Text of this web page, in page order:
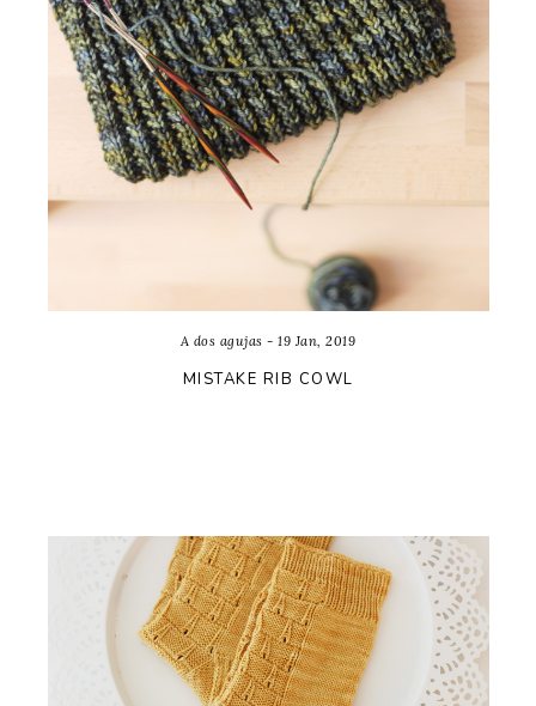
A dos agujas - 19 Jan, 2019
MISTAKE RIB COWL